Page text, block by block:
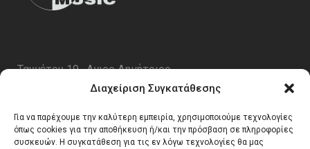
Διαχείριση Συγκατάθεσης
Για να παρέχουμε την καλύτερη εμπειρία, χρησιμοποιούμε τεχνολογίες
όπως cookies για την αποθήκευση ή/και την πρόσβαση σε πληροφορίες
συσκευών. Η συγκατάθεση για τις εν λόγω τεχνολογίες θα μας
Ταυγέτου 19 , Αγιος Δημήτριος
email:info@generalmusic.gr